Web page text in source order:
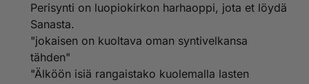
Perisynti on luopiokirkon harhaoppi, jota et löydä
Sanasta.
"jokaisen on kuoltava oman syntivelkansa
tähden"
"Älköön isiä rangaistako kuolemalla lasten